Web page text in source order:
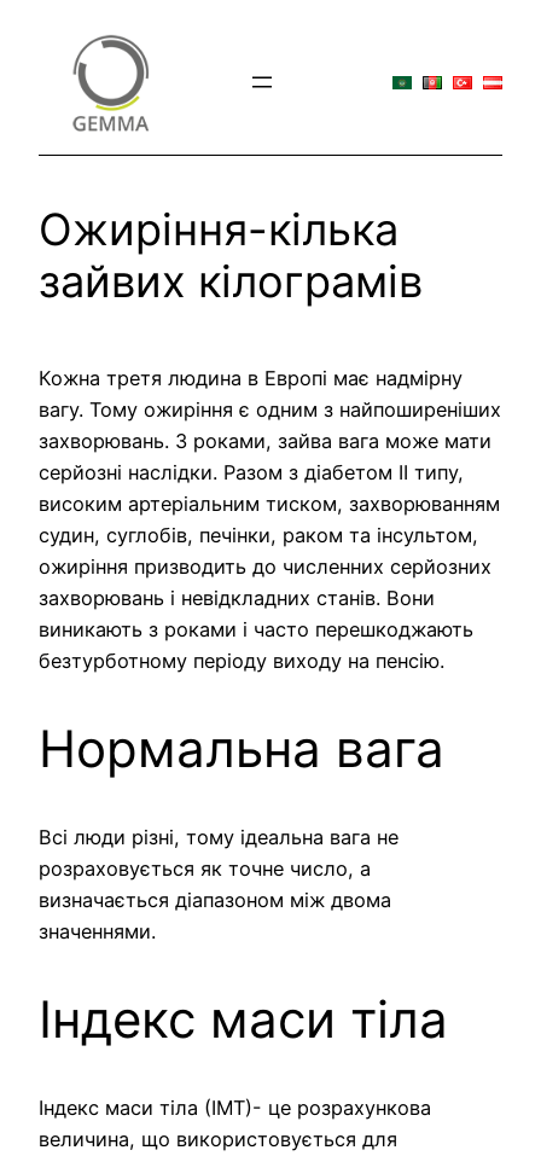
Ожиріння-кілька
зайвих кілограмів
Кожна третя людина в Европі має надмірну
вагу. Тому ожиріння є одним з найпоширеніших
захворювань. З роками, зайва вага може мати
серйозні наслідки. Разом з діабетом ІІ типу,
високим артеріальним тиском, захворюванням
судин, суглобів, печінки, раком та інсультом,
ожиріння призводить до численних серйозних
захворювань і невідкладних станів. Вони
виникають з роками і часто перешкоджають
безтурботному періоду виходу на пенсію.
Нормальна вага
Всі люди різні, тому ідеальна вага не
розраховується як точне число, а
визначається діапазоном між двома
значеннями.
Індекс маси тіла
Індекс маси тіла (ІМТ)- це розрахункова
величина, що використовується для